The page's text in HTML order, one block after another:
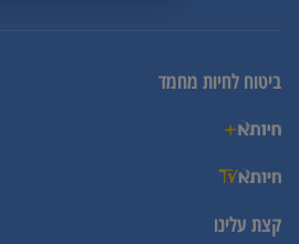
ביטוח לחיות מחמד
קצת עלינו